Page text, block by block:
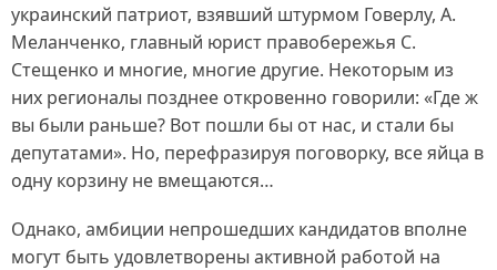
украинский патриот, взявший штурмом Говерлу, А.
Меланченко, главный юрист правобережья С.
Стещенко и многие, многие другие. Некоторым из
них регионалы позднее откровенно говорили: «Где ж
вы были раньше? Вот пошли бы от нас, и стали бы
депутатами». Но, перефразируя поговорку, все яйца в
одну корзину не вмещаются…
Однако, амбиции непрошедших кандидатов вполне
могут быть удовлетворены активной работой на